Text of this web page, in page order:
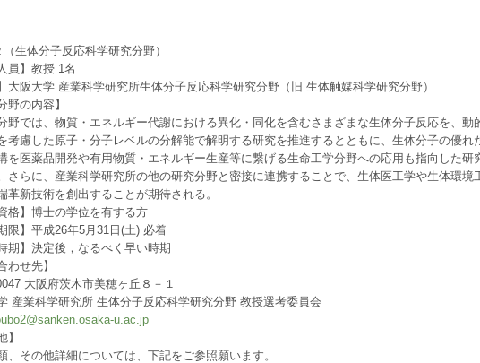
生体分子反応科学研究分野）
員】教授 1名
大阪大学 産業科学研究所生体分子反応科学研究分野（旧 生体触媒科学研究分野）
野の内容】
野では、物質・エネルギー代謝における異化・同化を含むさまざまな生体分子反応を、動
考慮した原子・分子レベルの分解能で解明する研究を推進するとともに、生体分子の優れ
を医薬品開発や有用物質・エネルギー生産等に繋げる生命工学分野への応用も指向した研
さらに、産業科学研究所の他の研究分野と密接に連携することで、生体医工学や生体環境
革新技術を創出することが期待される。
格】博士の学位を有する方
限】平成26年5月31日(土) 必着
期】決定後，なるべく早い時期
わせ先】
大阪府茨木市美穂ヶ丘８－１
産業科学研究所 生体分子反応科学研究分野 教授選考委員会
u.ac.jp
】
、その他詳細については、下記をご参照願います。